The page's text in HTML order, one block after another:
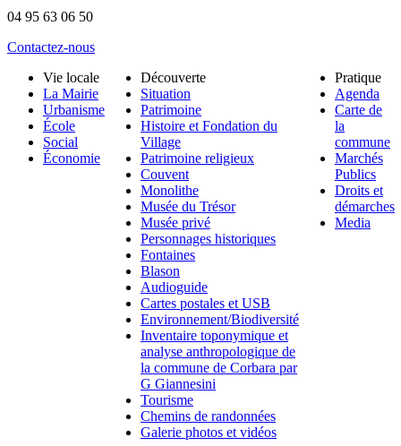
04 95 63 06 50
Contactez-nous
Vie locale
La Mairie
Urbanisme
École
Social
Économie
Découverte
Situation
Patrimoine
Histoire et Fondation du
Village
Patrimoine religieux
Couvent
Monolithe
Musée du Trésor
Musée privé
Personnages historiques
Fontaines
Blason
Audioguide
Cartes postales et USB
Environnement/Biodiversité
Inventaire toponymique et
analyse anthropologique de
la commune de Corbara par
G Giannesini
Tourisme
Chemins de randonnées
Galerie photos et vidéos
Pratique
Agenda
Carte de
la
commune
Marchés
Publics
Droits et
démarches
Media